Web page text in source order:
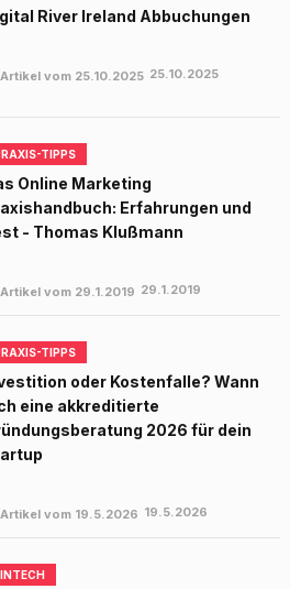
River Ireland Abbuchungen
25.10.2025
TIPPS
Online Marketing
Erfahrungen und
- Thomas Klußmann
29.1.2019
TIPPS
oder Kostenfalle? Wann
eine akkreditierte
2026 für dein
19.5.2026